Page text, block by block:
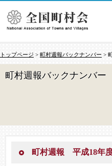
トップページ > 町村週報バックナンバー >
町村週報バックナンバー
町村週報 平成18年